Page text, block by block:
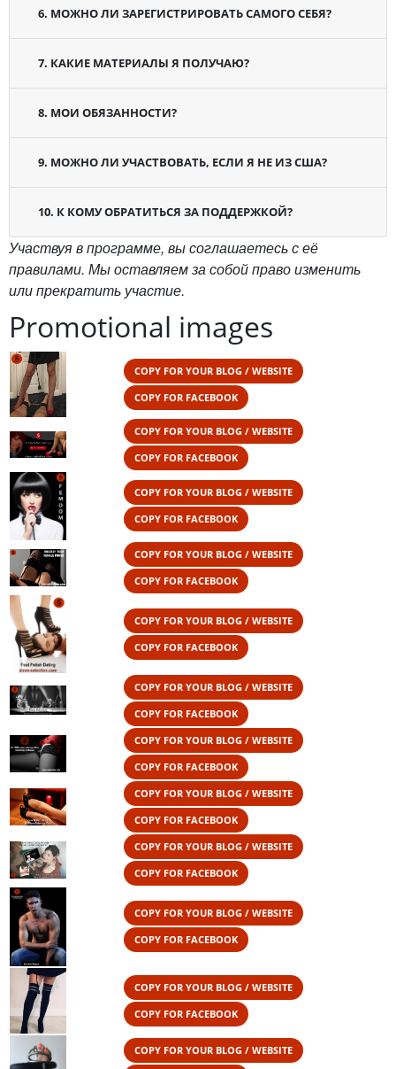
6. МОЖНО ЛИ ЗАРЕГИСТРИРОВАТЬ САМОГО СЕБЯ?
7. КАКИЕ МАТЕРИАЛЫ Я ПОЛУЧАЮ?
8. МОИ ОБЯЗАННОСТИ?
9. МОЖНО ЛИ УЧАСТВОВАТЬ, ЕСЛИ Я НЕ ИЗ США?
10. К КОМУ ОБРАТИТЬСЯ ЗА ПОДДЕРЖКОЙ?
Участвуя в программе, вы соглашаетесь с её
правилами. Мы оставляем за собой право изменить
или прекратить участие.
Promotional images
COPY FOR YOUR BLOG / WEBSITE
COPY FOR FACEBOOK
COPY FOR YOUR BLOG / WEBSITE
COPY FOR FACEBOOK
COPY FOR YOUR BLOG / WEBSITE
COPY FOR FACEBOOK
COPY FOR YOUR BLOG / WEBSITE
COPY FOR FACEBOOK
COPY FOR YOUR BLOG / WEBSITE
COPY FOR FACEBOOK
COPY FOR YOUR BLOG / WEBSITE
COPY FOR FACEBOOK
COPY FOR YOUR BLOG / WEBSITE
COPY FOR FACEBOOK
COPY FOR YOUR BLOG / WEBSITE
COPY FOR FACEBOOK
COPY FOR YOUR BLOG / WEBSITE
COPY FOR FACEBOOK
COPY FOR YOUR BLOG / WEBSITE
COPY FOR FACEBOOK
COPY FOR YOUR BLOG / WEBSITE
COPY FOR FACEBOOK
COPY FOR YOUR BLOG / WEBSITE